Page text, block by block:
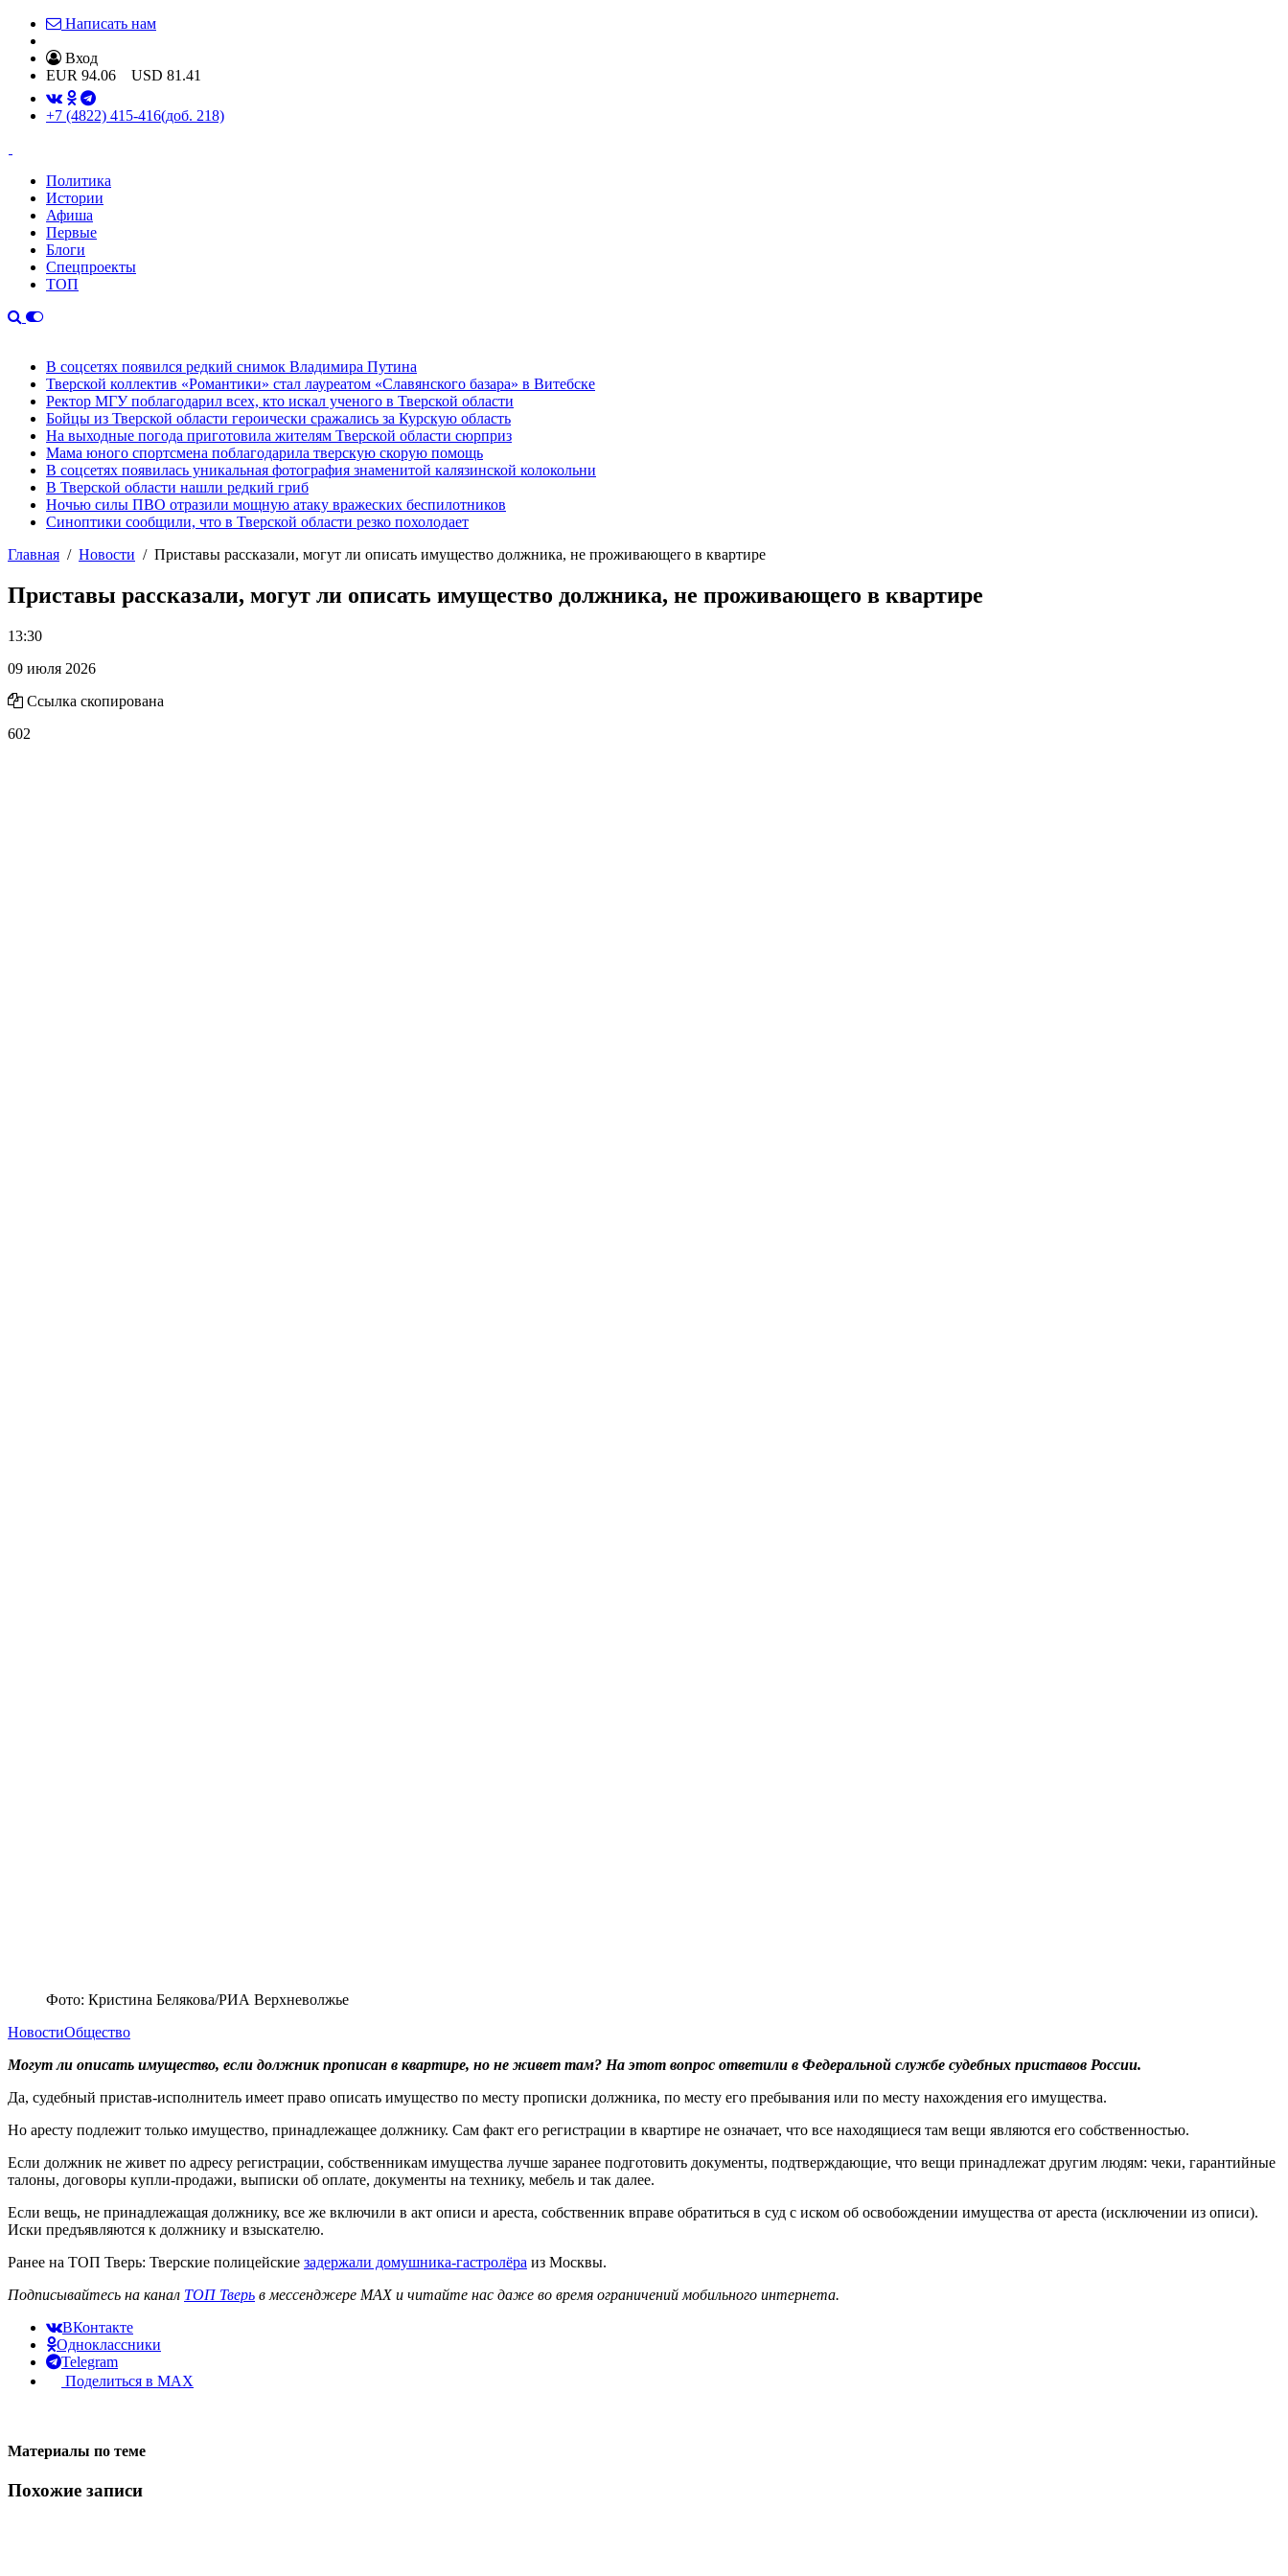
Написать нам
Вход
EUR 94.06 USD 81.41
+7 (4822) 415-416(доб. 218)
Политика
Истории
Афиша
Первые
Блоги
Спецпроекты
ТОП
В соцсетях появился редкий снимок Владимира Путина
Тверской коллектив «Романтики» стал лауреатом «Славянского базара» в Витебске
Ректор МГУ поблагодарил всех, кто искал ученого в Тверской области
Бойцы из Тверской области героически сражались за Курскую область
На выходные погода приготовила жителям Тверской области сюрприз
Мама юного спортсмена поблагодарила тверскую скорую помощь
В соцсетях появилась уникальная фотография знаменитой калязинской колокольни
В Тверской области нашли редкий гриб
Ночью силы ПВО отразили мощную атаку вражеских беспилотников
Синоптики сообщили, что в Тверской области резко похолодает
Главная
Новости Приставы рассказали, могут ли описать имущество должника, не проживающего в квартире
Приставы рассказали, могут ли описать имущество должника, не проживающего в квартире
13:30
09 июля 2026
Ссылка скопирована
602
Фото: Кристина Белякова/РИА Верхневолжье
НовостиОбщество
Могут ли описать имущество, если должник прописан в квартире, но не живет там? На этот вопрос ответили в Федеральной службе судебных приставов России.
Да, судебный пристав-исполнитель имеет право описать имущество по месту прописки должника, по месту его пребывания или по месту нахождения его имущества.
Но аресту подлежит только имущество, принадлежащее должнику. Сам факт его регистрации в квартире не означает, что все находящиеся там вещи являются его собственностью.
Если должник не живет по адресу регистрации, собственникам имущества лучше заранее подготовить документы, подтверждающие, что вещи принадлежат другим людям: чеки, гарантийные
талоны, договоры купли-продажи, выписки об оплате, документы на технику, мебель и так далее.
Если вещь, не принадлежащая должнику, все же включили в акт описи и ареста, собственник вправе обратиться в суд с иском об освобождении имущества от ареста (исключении из описи).
Иски предъявляются к должнику и взыскателю.
Ранее на ТОП Тверь: Тверские полицейские задержали домушника-гастролёра из Москвы.
Подписывайтесь на канал ТОП Тверь в мессенджере MAX и читайте нас даже во время ограничений мобильного интернета.
ВКонтакте
Одноклассники
Telegram
Поделиться в MAX
Материалы по теме
Похожие записи